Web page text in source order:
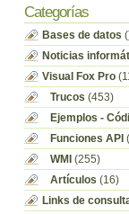
Categorías
Bases de datos
Noticias
Visual Fox Pro
Trucos (453)
Ejemplos -
Funciones API
WMI (255)
Artículos (16)
Links de